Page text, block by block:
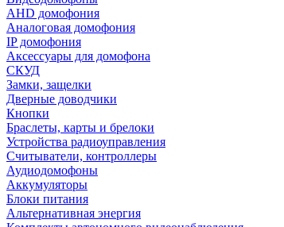
AHD домофония
Аналоговая домофония
IP домофония
Аксессуары для домофона
СКУД
Замки, защелки
Дверные доводчики
Кнопки
Браслеты, карты и брелоки
Устройства радиоуправления
Считыватели, контроллеры
Аудиодомофоны
Аккумуляторы
Блоки питания
Альтернативная энергия